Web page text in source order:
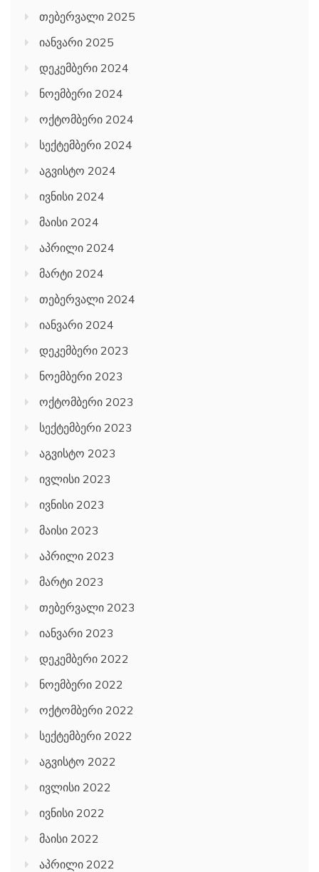
თებერვალი 2025
იანვარი 2025
დეკემბერი 2024
ნოემბერი 2024
ოქტომბერი 2024
სექტემბერი 2024
აგვისტო 2024
ივნისი 2024
მაისი 2024
აპრილი 2024
მარტი 2024
თებერვალი 2024
იანვარი 2024
დეკემბერი 2023
ნოემბერი 2023
ოქტომბერი 2023
სექტემბერი 2023
აგვისტო 2023
ივლისი 2023
ივნისი 2023
მაისი 2023
აპრილი 2023
მარტი 2023
თებერვალი 2023
იანვარი 2023
დეკემბერი 2022
ნოემბერი 2022
ოქტომბერი 2022
სექტემბერი 2022
აგვისტო 2022
ივლისი 2022
ივნისი 2022
მაისი 2022
აპრილი 2022